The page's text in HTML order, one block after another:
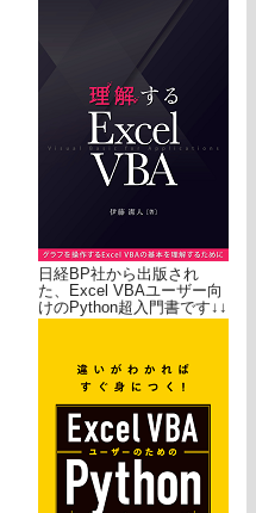
日経BP社から出版され
た、Excel VBAユーザー向
けのPython超入門書です↓↓